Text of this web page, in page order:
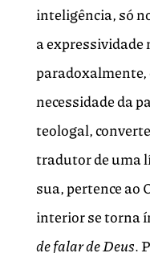
inteligência, só
a
paradoxalmente,
necessidade da
teologal,
tradutor de uma
sua, pertence ao
interior se torna
de falar de Deus.